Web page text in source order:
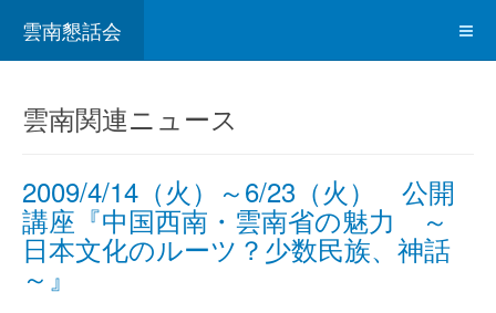
雲南懇話会
雲南関連ニュース
2009/4/14（火）～6/23（火） 公開
講座『中国西南・雲南省の魅力 ～
日本文化のルーツ？少数民族、神話
～』